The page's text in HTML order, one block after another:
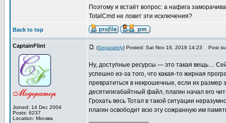
Поэтому и встаёт вопрос: а нафига
TotalCmd не ловит эти исключения?
Back to top
CaptainFlint
Joined: 14 Dec 2004
Posts: 6237
Location: Москва
(Separately) Posted: Sat Nov 16, 2019 14:23 Post
Ну, доступные ресурсы — это такая вещь…
успешно из-за того, что какая-то жирная
превратиться в некрошечные, если их размер
десятигигабайтный файл, плагин начал его
Грохать весь Тотал в такой ситуации
плагин освободит всю эту сожранную им